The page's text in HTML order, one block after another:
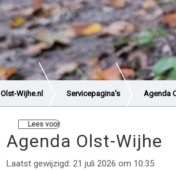
Olst-Wijhe.nl Servicepagina's Agenda
Lees voor
Agenda Olst-Wijhe
Laatst gewijzigd: 21 juli 2026 om 10:35